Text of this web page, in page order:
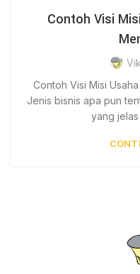
Contoh Visi
Contoh Visi Misi
Jenis bisnis apa pun
yang jelas